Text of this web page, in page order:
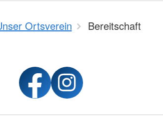
Ortsverein Bereitschaft